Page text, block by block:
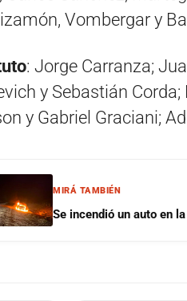
Vombergar y
: Jorge Carranza;
y Sebastián
y Gabriel Graciani;
MIRÁ TAMBIÉN
Se incendió un auto en